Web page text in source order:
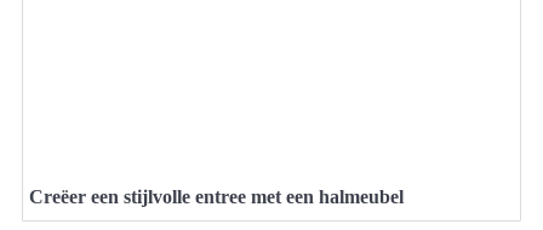
Creëer een stijlvolle entree met een halmeubel